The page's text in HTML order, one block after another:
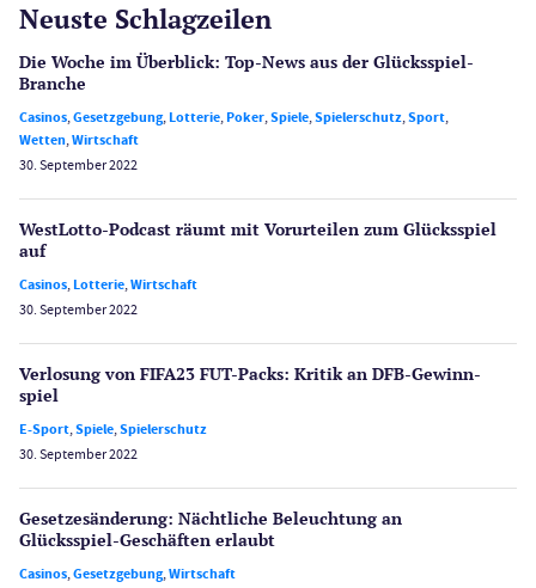
Neuste Schlagzeilen
Die Woche im Überblick: Top-News aus der Glücksspiel-
Branche
Casinos,Gesetzgebung,Lotterie,Poker,Spiele,Spielerschutz,Sport,
Wetten,Wirtschaft
30. September 2022
WestLotto-Podcast räumt mit Vorurteilen zum Glücksspiel
auf
Casinos,Lotterie,Wirtschaft
30. September 2022
Verlosung von FIFA23 FUT-Packs: Kritik an DFB-Gewinn­
spiel
E-Sport,Spiele,Spielerschutz
30. September 2022
Gesetzes­änderung: Nächtliche Beleuch­tung an
Glücksspiel-Geschäften erlaubt
Casinos,Gesetzgebung,Wirtschaft